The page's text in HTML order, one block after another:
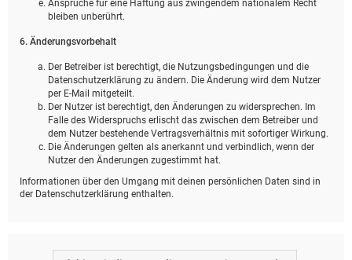
Ansprüche für eine Haftung aus zwingendem nationalem Recht
bleiben unberührt.
6. Änderungsvorbehalt
Der Betreiber ist berechtigt, die Nutzungsbedingungen und die
Datenschutzerklärung zu ändern. Die Änderung wird dem Nutzer
per E-Mail mitgeteilt.
Der Nutzer ist berechtigt, den Änderungen zu widersprechen. Im
Falle des Widerspruchs erlischt das zwischen dem Betreiber und
dem Nutzer bestehende Vertragsverhältnis mit sofortiger Wirkung.
Die Änderungen gelten als anerkannt und verbindlich, wenn der
Nutzer den Änderungen zugestimmt hat.
Informationen über den Umgang mit deinen persönlichen Daten sind in
der Datenschutzerklärung enthalten.